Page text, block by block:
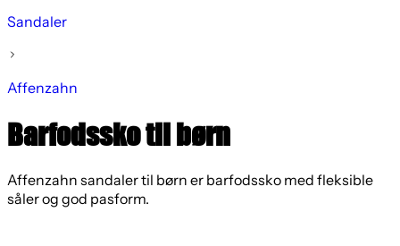
Sandaler
Affenzahn
Barfodssko til børn
Affenzahn sandaler til børn er barfodssko med fleksible
såler og god pasform.